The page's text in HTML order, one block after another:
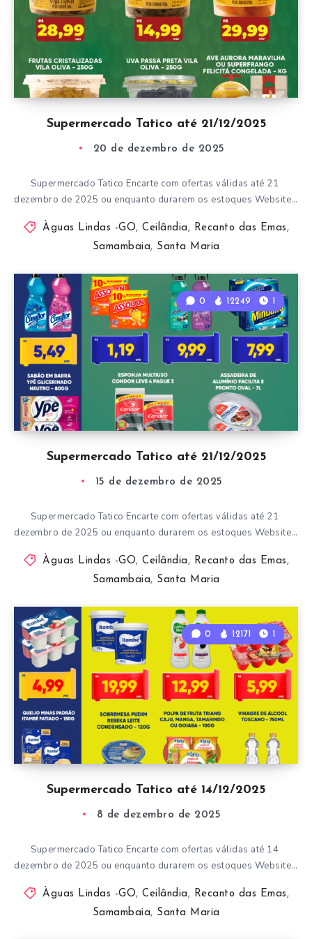
Supermercado Tatico até 21/12/2025
20 de dezembro de 2025
Supermercado Tatico Encarte com ofertas válidas até 21
dezembro de 2025 ou enquanto durarem os estoques Website…
Àguas Lindas -GO,Ceilândia , Recanto das Emas ,
Samambaia, Santa Maria
Supermercado Tatico até 21/12/2025
0 12249 1
15 de dezembro de 2025
Supermercado Tatico Encarte com ofertas válidas até 21
dezembro de 2025 ou enquanto durarem os estoques Website…
Àguas Lindas -GO,Ceilândia , Recanto das Emas ,
Samambaia, Santa Maria
Supermercado Tatico até 14/12/2025
0 12171 1
8 de dezembro de 2025
Supermercado Tatico Encarte com ofertas válidas até 14
dezembro de 2025 ou enquanto durarem os estoques Website…
Àguas Lindas -GO,Ceilândia , Recanto das Emas ,
Samambaia, Santa Maria